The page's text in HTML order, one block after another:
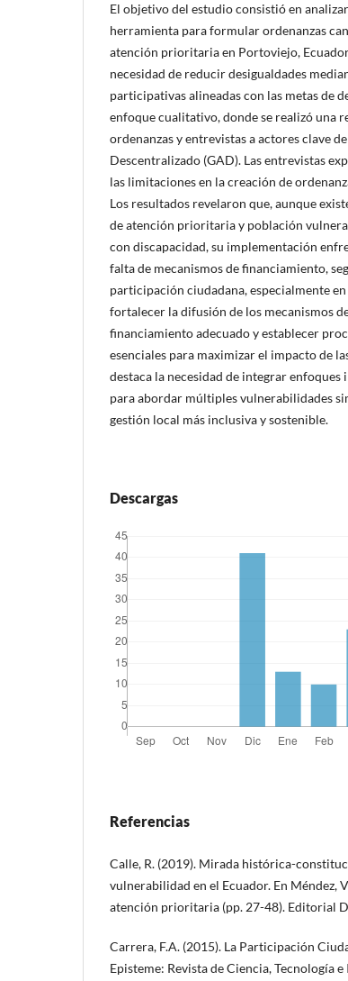
El objetivo del estudio consistió en
herramienta para formular ordenanzas
atención prioritaria en Portoviejo,
necesidad de reducir desigualdades
participativas alineadas con las metas de
enfoque cualitativo, donde se realizó una
ordenanzas y entrevistas a actores clave
Descentralizado (GAD). Las entrevistas
las limitaciones en la creación de
Los resultados revelaron que, aunque
de atención prioritaria y población
con discapacidad, su implementación
falta de mecanismos de financiamiento,
participación ciudadana, especialmente
fortalecer la difusión de los mecanismos
financiamiento adecuado y establecer
esenciales para maximizar el impacto de
destaca la necesidad de integrar enfoques
para abordar múltiples vulnerabilidades
gestión local más inclusiva y sostenible.
Descargas
Referencias
Calle, R. (2019). Mirada histórica-
vulnerabilidad en el Ecuador. En Méndez,
atención prioritaria (pp. 27-48). Editorial
Carrera, F.A. (2015). La Participación
Episteme: Revista de Ciencia, Tecnología